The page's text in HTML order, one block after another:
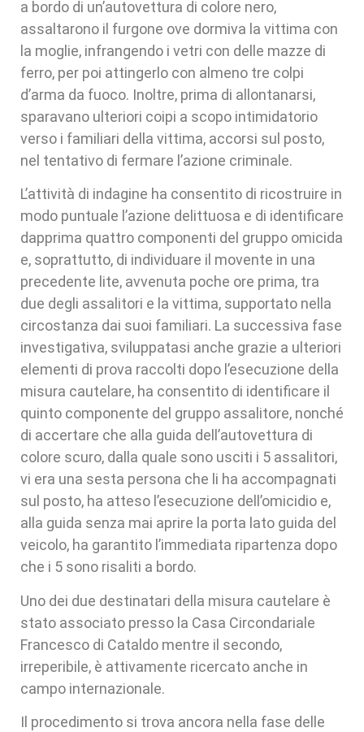
a bordo di un’autovettura di colore nero,
assaltarono il furgone ove dormiva la vittima con
la moglie, infrangendo i vetri con delle mazze di
ferro, per poi attingerlo con almeno tre colpi
d’arma da fuoco. Inoltre, prima di allontanarsi,
sparavano ulteriori coipi a scopo intimidatorio
verso i familiari della vittima, accorsi sul posto,
nel tentativo di fermare l’azione criminale.
L’attività di indagine ha consentito di ricostruire in
modo puntuale l’azione delittuosa e di identificare
dapprima quattro componenti del gruppo omicida
e, soprattutto, di individuare il movente in una
precedente lite, avvenuta poche ore prima, tra
due degli assalitori e la vittima, supportato nella
circostanza dai suoi familiari. La successiva fase
investigativa, sviluppatasi anche grazie a ulteriori
elementi di prova raccolti dopo l’esecuzione della
misura cautelare, ha consentito di identificare il
quinto componente del gruppo assalitore, nonché
di accertare che alla guida dell’autovettura di
colore scuro, dalla quale sono usciti i 5 assalitori,
vi era una sesta persona che li ha accompagnati
sul posto, ha atteso l’esecuzione dell’omicidio e,
alla guida senza mai aprire la porta lato guida del
veicolo, ha garantito l’immediata ripartenza dopo
che i 5 sono risaliti a bordo.
Uno dei due destinatari della misura cautelare è
stato associato presso la Casa Circondariale
Francesco di Cataldo mentre il secondo,
irreperibile, è attivamente ricercato anche in
campo internazionale.
Il procedimento si trova ancora nella fase delle